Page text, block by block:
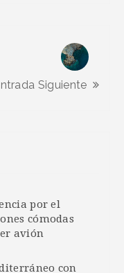
Siguiente
por el
cómodas
avión
con